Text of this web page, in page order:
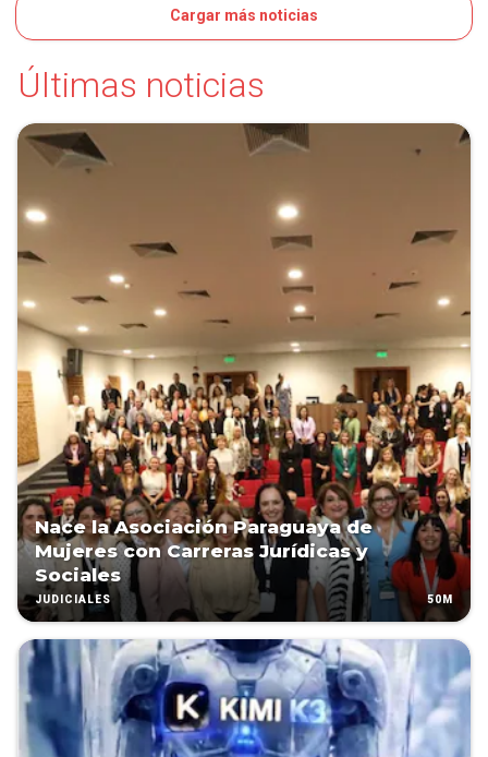
Cargar más noticias
Últimas noticias
Nace la Asociación Paraguaya de
Mujeres con Carreras Jurídicas y
Sociales
JUDICIALES 50M